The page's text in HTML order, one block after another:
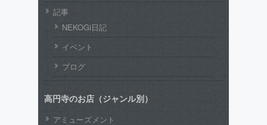
記事
NEKOGi日記
イベント
ブログ
高円寺のお店（ジャンル別）
アミューズメント